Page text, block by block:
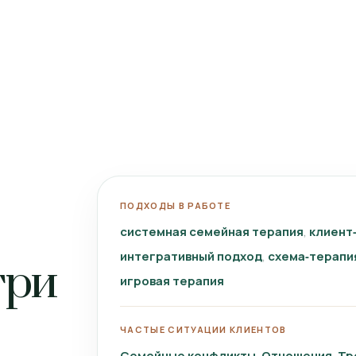
ПОДХОДЫ В РАБОТЕ
системная семейная терапия
интегративный подход
игровая терапия
ЧАСТЫЕ СИТУАЦИИ КЛИЕНТОВ